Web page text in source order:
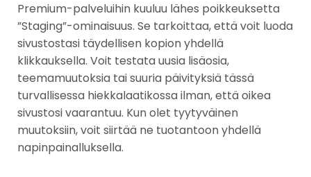
Premium-palveluihin kuuluu lähes poikkeuksetta
”Staging”-ominaisuus. Se tarkoittaa, että voit luoda
sivustostasi täydellisen kopion yhdellä
klikkauksella. Voit testata uusia lisäosia,
teemamuutoksia tai suuria päivityksiä tässä
turvallisessa hiekkalaatikossa ilman, että oikea
sivustosi vaarantuu. Kun olet tyytyväinen
muutoksiin, voit siirtää ne tuotantoon yhdellä
napinpainalluksella.